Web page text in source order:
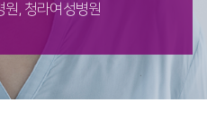
원, 청라여성병원